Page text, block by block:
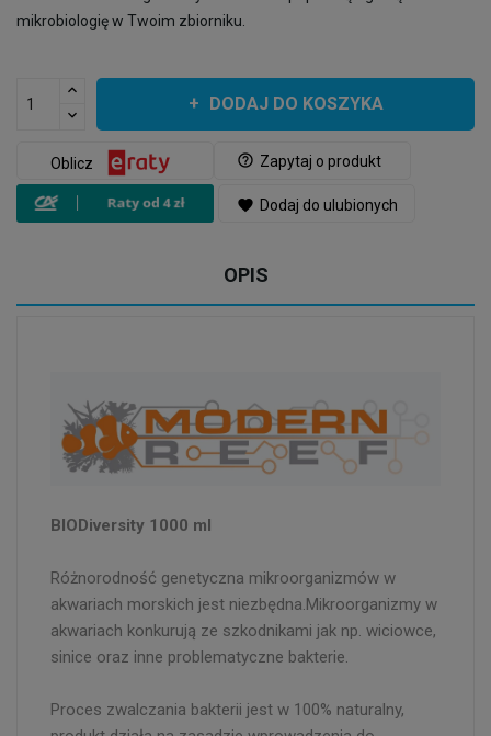
mikrobiologię w Twoim zbiorniku.
DODAJ DO KOSZYKA
help_outline Zapytaj o produkt
Oblicz
favorite Dodaj do ulubionych
OPIS
BIODiversity 1000 ml
Różnorodność genetyczna mikroorganizmów w
akwariach morskich jest niezbędna.Mikroorganizmy w
akwariach konkurują ze szkodnikami jak np. wiciowce,
sinice oraz inne problematyczne bakterie.
Proces zwalczania bakterii jest w 100% naturalny,